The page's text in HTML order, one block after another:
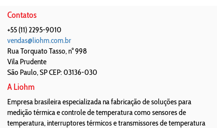
Contatos
+55 (11) 2295-9010
vendas@liohm.com.br
Rua Torquato Tasso, n° 998
Vila Prudente
São Paulo,SPCEP: 03136-030
A Liohm
Empresa brasileira especializada na fabricação de soluções para
medição térmica e controle de temperatura como sensores de
temperatura, interruptores térmicos e transmissores de temperatura